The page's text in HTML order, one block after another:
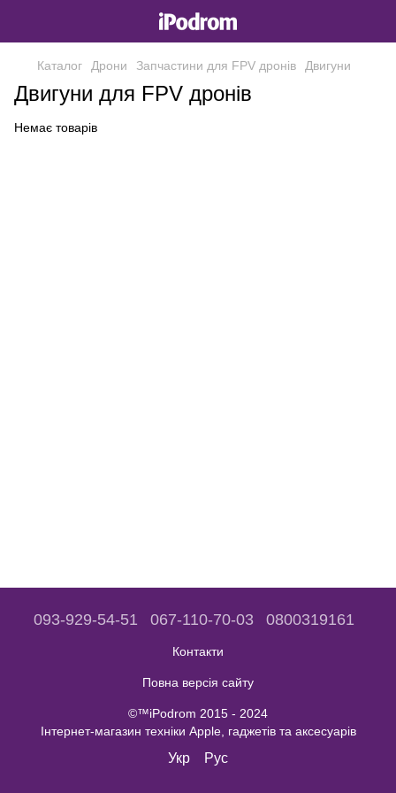
Каталог Дрони Запчастини для FPV дронів Двигуни
Двигуни для FPV дронів
Немає товарів
093-929-54-51 067-110-70-03 0800319161
Контакти
Повна версія сайту
©™iPodrom 2015 - 2024
Інтернет-магазин техніки Apple, гаджетів та аксесуарів
Укр Рус